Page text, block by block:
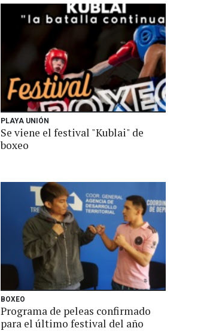
PLAYA UNIÓN
Se viene el festival "Kublai" de
boxeo
BOXEO
Programa de peleas confirmado
para el último festival del año